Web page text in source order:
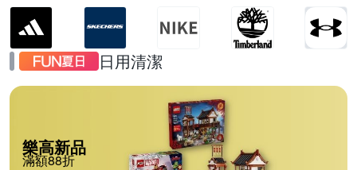
日用清潔
樂高新品
滿額88折